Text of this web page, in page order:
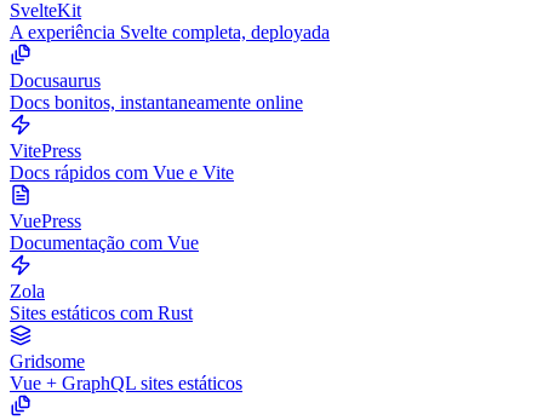
SvelteKit
A experiência Svelte completa, deployada
Docusaurus
Docs bonitos, instantaneamente online
VitePress
Docs rápidos com Vue e Vite
VuePress
Documentação com Vue
Zola
Sites estáticos com Rust
Gridsome
Vue + GraphQL sites estáticos